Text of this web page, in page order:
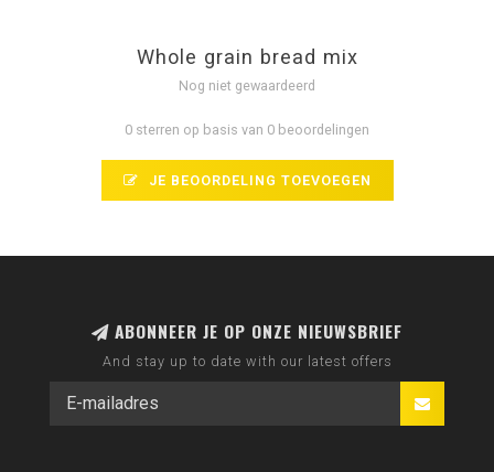
Whole grain bread mix
Nog niet gewaardeerd
0 sterren op basis van 0 beoordelingen
JE BEOORDELING TOEVOEGEN
ABONNEER JE OP ONZE NIEUWSBRIEF
And stay up to date with our latest offers